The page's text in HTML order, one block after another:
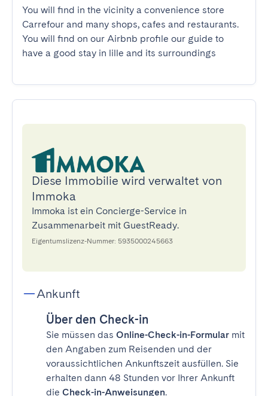
You will find in the vicinity a convenience store
Carrefour and many shops, cafes and restaurants.
You will find on our Airbnb profile our guide to
have a good stay in lille and its surroundings
Diese Immobilie wird verwaltet von
Immoka
Immoka ist ein Concierge-Service in
Zusammenarbeit mit GuestReady.
Eigentumslizenz-Nummer: 5935000245663
Ankunft
Über den Check-in
Sie müssen das Online-Check-in-Formular mit
den Angaben zum Reisenden und der
voraussichtlichen Ankunftszeit ausfüllen. Sie
erhalten dann 48 Stunden vor Ihrer Ankunft
die Check-in-Anweisungen.